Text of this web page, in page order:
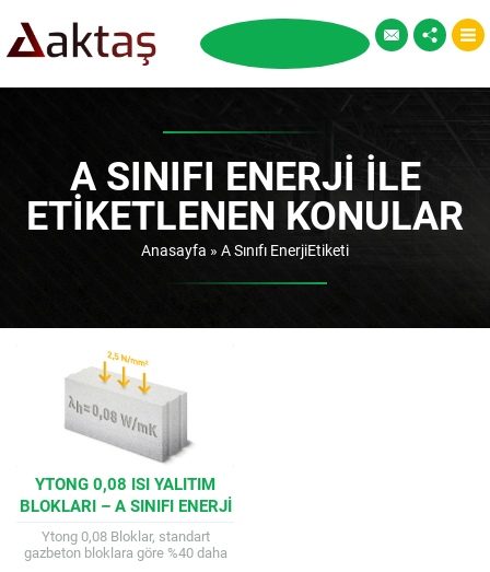
A SINIFI ENERJI ILE
ETIKETLENEN KONULAR
Anasayfa » A Sınıfı EnerjiEtiketi
YTONG 0,08 ISI YALITIM
BLOKLARI – A SINIFI ENERJI
VERIMLILIĞI İÇIN ÜSTÜN
PERFORMANS
Ytong 0,08 Bloklar, standart
gazbeton bloklara göre %40 daha